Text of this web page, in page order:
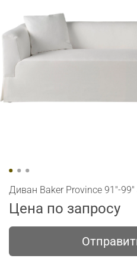
Диван Baker Province 91"-99"
Цена по запросу